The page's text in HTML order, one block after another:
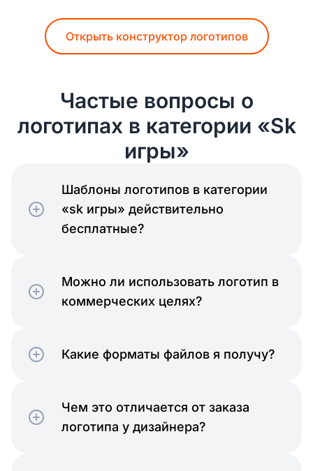
Открыть конструктор логотипов
Частые вопросы о
логотипах в категории «Sk
игры»
Шаблоны логотипов в категории
«sk игры» действительно
бесплатные?
Можно ли использовать логотип в
коммерческих целях?
Какие форматы файлов я получу?
Чем это отличается от заказа
логотипа у дизайнера?